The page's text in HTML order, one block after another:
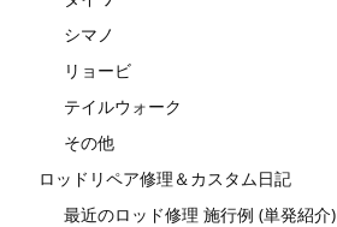
シマノ
リョービ
テイルウォーク
その他
ロッドリペア修理＆カスタム日記
最近のロッド修理 施行例 (単発紹介)